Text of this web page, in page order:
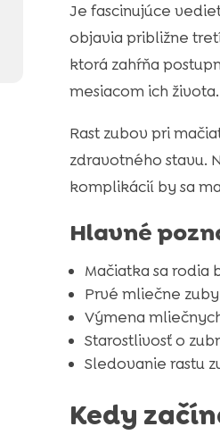
Je fascinujúce
objavia približne
ktorá zahŕňa
mesiacom ich života.
Rast zubov pri
zdravotného stavu.
komplikácií by sa
Hlavné
Mačiatka sa rodia
Prvé mliečne
Výmena
Starostlivosť o
Sledovanie rastu
Kedy